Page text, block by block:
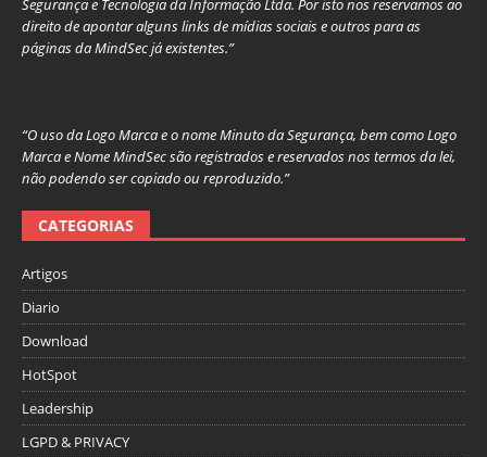
Segurança e Tecnologia da Informação Ltda. Por isto nos reservamos ao
direito de apontar alguns links de mídias sociais e outros para as
páginas da MindSec já existentes.”
“O uso da Logo Marca e o nome Minuto da Segurança, bem como Logo
Marca e Nome MindSec são registrados e reservados nos termos da lei,
não podendo ser copiado ou reproduzido.”
CATEGORIAS
Artigos
Diario
Download
HotSpot
Leadership
LGPD & PRIVACY